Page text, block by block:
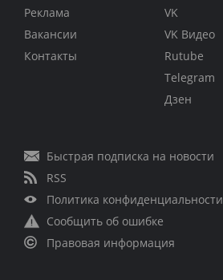
Реклама
Вакансии
Контакты
VK
VK Видео
Rutube
Telegram
Дзен
Быстрая подписка на новости
RSS
Политика конфиденциальности
Сообщить об ошибке
Правовая информация